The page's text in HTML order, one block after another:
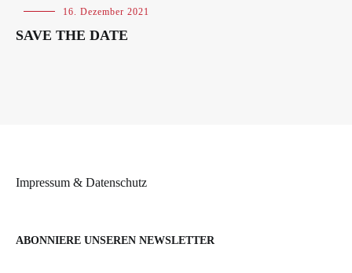
Blog ,
16. Dezember 2021
SAVE THE DATE
Impressum & Datenschutz
ABONNIERE UNSEREN NEWSLETTER